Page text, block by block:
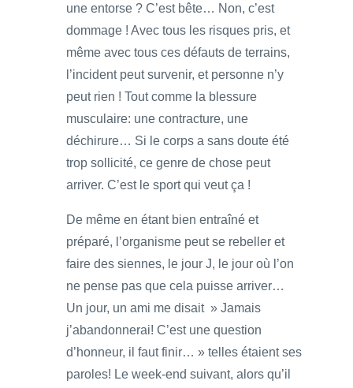
une entorse ? C’est bête… Non, c’est
dommage ! Avec tous les risques pris, et
même avec tous ces défauts de terrains,
l’incident peut survenir, et personne n’y
peut rien ! Tout comme la blessure
musculaire: une contracture, une
déchirure… Si le corps a sans doute été
trop sollicité, ce genre de chose peut
arriver. C’est le sport qui veut ça !
De même en étant bien entraîné et
préparé, l’organisme peut se rebeller et
faire des siennes, le jour J, le jour où l’on
ne pense pas que cela puisse arriver…
Un jour, un ami me disait » Jamais
j’abandonnerai! C’est une question
d’honneur, il faut finir… » telles étaient ses
paroles! Le week-end suivant, alors qu’il